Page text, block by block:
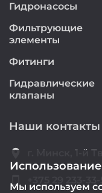
Гидронасосы
Фильтрующие
элементы
Фитинги
Гидравлические
клапаны
Наши контакты
location_on г. Минск, 1-й
smartphone +375 29 233-
Мы используем